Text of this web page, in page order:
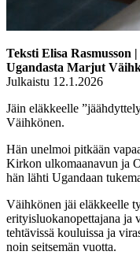
Teksti Elisa Rasmusson
Ugandasta Marjut
Julkaistu 12.1.2026
Jäin eläkkeelle
Väihkönen.
Hän unelmoi pitkään
Kirkon ulkomaanavun ja
hän lähti Ugandaan
Väihkönen jäi eläkkeelle
erityisluokanopettajana ja
tehtävissä kouluissa ja
noin seitsemän vuotta.